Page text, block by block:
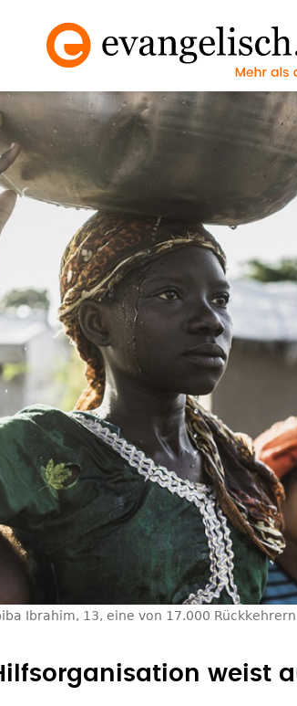
Ibrahim, 13, eine von 17.000
weist